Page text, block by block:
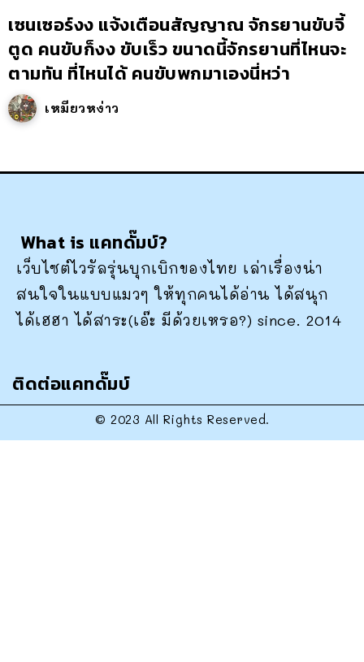
เซนเซอร์งง แจ้งเตือนสัญญาณ จักรยานขับจี้
ตูด คนขับก็งง ขับเร็ว ขนาดนี้จักรยานที่ไหนจะ
ตามทัน ที่ไหนได้ คนขับพกมาเองนี่หว่า
เหมียวหง่าว
What is แคทดั๊มบ์?
เว็บไซต์ไวรัลรุ่นบุกเบิกของไทย เล่าเรื่องน่า
สนใจในแบบแมวๆ ให้ทุกคนได้อ่าน ได้สนุก
ได้เฮฮา ได้สาระ(เอ๊ะ มีด้วยเหรอ?) since. 2014
ติดต่อแคทดั๊มบ์
© 2023 All Rights Reserved.